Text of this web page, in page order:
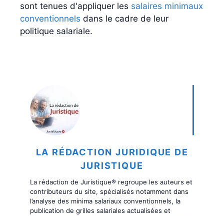
sont tenues d'appliquer les salaires minimaux
conventionnels dans le cadre de leur
politique salariale.
LA RÉDACTION JURIDIQUE DE
JURISTIQUE
La rédaction de Juristique® regroupe les auteurs et
contributeurs du site, spécialisés notamment dans
l’analyse des minima salariaux conventionnels, la
publication de grilles salariales actualisées et